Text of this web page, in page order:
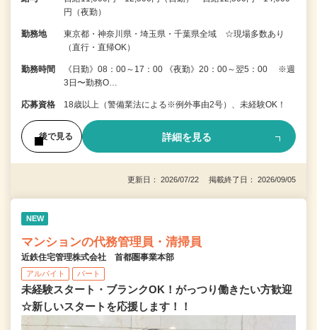
円（夜勤）
勤務地
東京都・神奈川県・埼玉県・千葉県全域 ☆現場多数あり
（直行・直帰OK）
勤務時間
《日勤》08：00～17：00 《夜勤》20：00～翌5：00 ※週
3日〜勤務O…
応募資格 18歳以上（警備業法による※例外事由2号）、未経験OK！
後で見る 詳細を見る
更新日： 2026/07/22 掲載終了日： 2026/09/05
NEW
マンションの代務管理員・清掃員
近鉄住宅管理株式会社 首都圏事業本部
アルバイト パート
未経験スタート・ブランクOK！がっつり働きたい方歓迎
☆新しいスタートを応援します！！